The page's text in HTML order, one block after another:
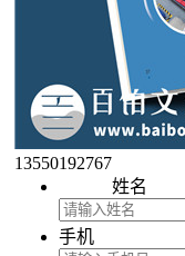
13550192767
姓名
手机